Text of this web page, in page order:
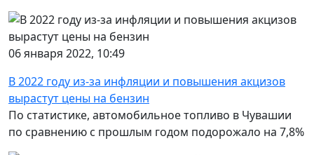
06 января 2022, 10:49
В 2022 году из-за инфляции и повышения акцизов
вырастут цены на бензин
По статистике, автомобильное топливо в Чувашии
по сравнению с прошлым годом подорожало на 7,8%